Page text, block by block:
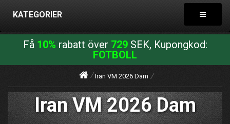
KATEGORIER
Få 10% rabatt över 729SEK, Kupongkod:
FOTBOLL
Iran VM 2026 Dam
Iran VM 2026 Dam